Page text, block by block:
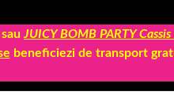
sau JUICY BOMB PARTY Cassis
beneficiezi de transport